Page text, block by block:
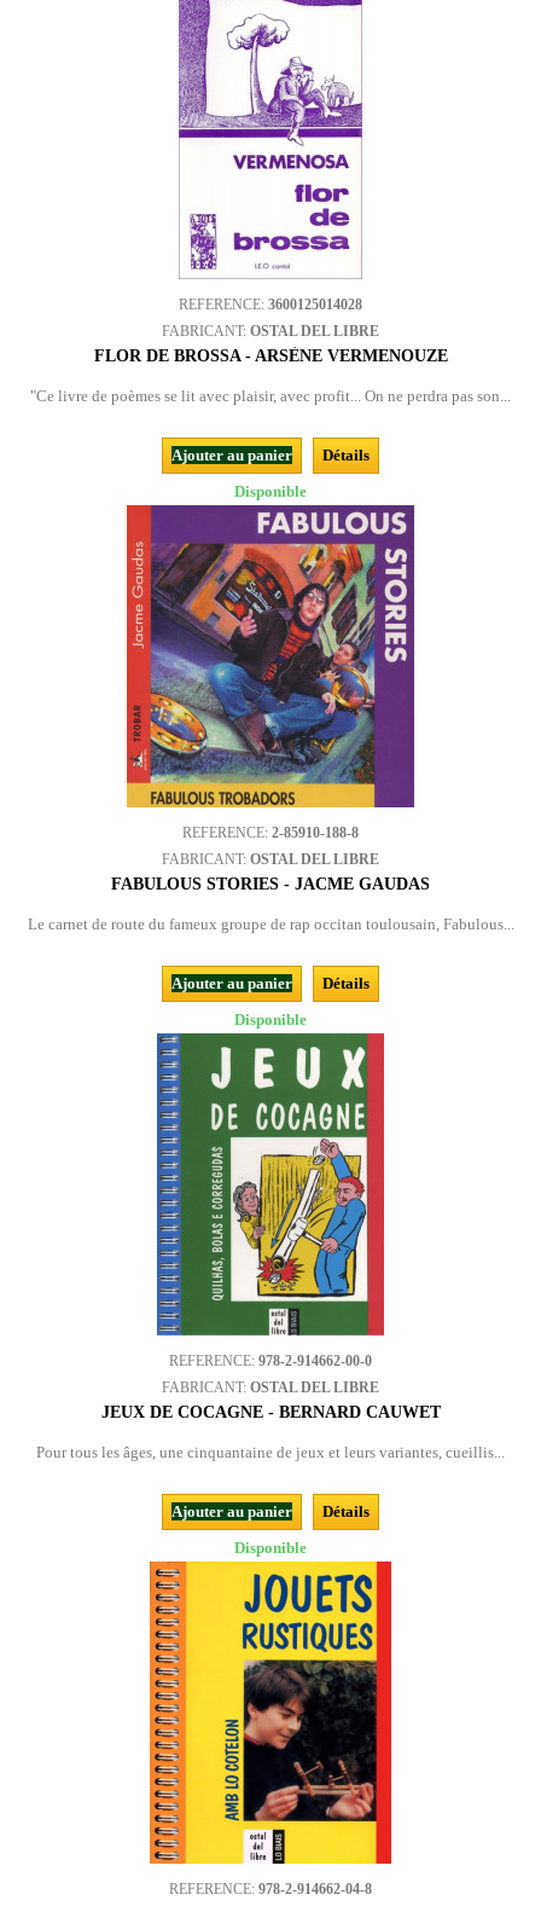
REFERENCE: 3600125014028
FABRICANT: OSTAL DEL LIBRE
FLOR DE BROSSA - ARSÈNE VERMENOUZE
"Ce livre de poèmes se lit avec plaisir, avec profit... On ne perdra pas son...
Ajouter au panier
Détails
Disponible
REFERENCE: 2-85910-188-8
FABRICANT: OSTAL DEL LIBRE
FABULOUS STORIES - JACME GAUDAS
Le carnet de route du fameux groupe de rap occitan toulousain, Fabulous...
Ajouter au panier
Détails
Disponible
REFERENCE: 978-2-914662-00-0
FABRICANT: OSTAL DEL LIBRE
JEUX DE COCAGNE - BERNARD CAUWET
Pour tous les âges, une cinquantaine de jeux et leurs variantes, cueillis...
Ajouter au panier
Détails
Disponible
REFERENCE: 978-2-914662-04-8